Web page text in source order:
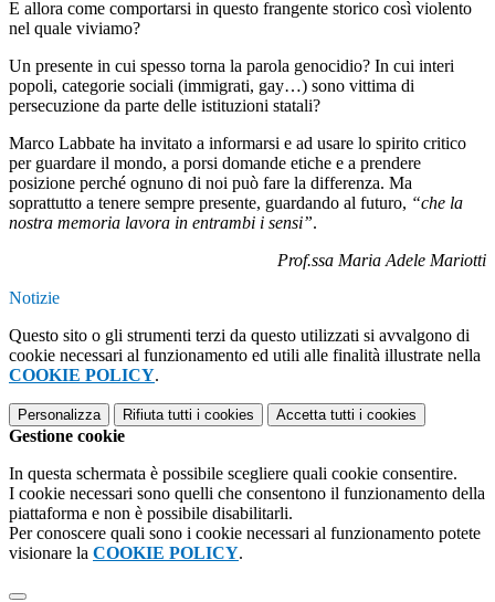
E allora come comportarsi in questo frangente storico così violento
nel quale viviamo?
Un presente in cui spesso torna la parola genocidio? In cui interi
popoli, categorie sociali (immigrati, gay…) sono vittima di
persecuzione da parte delle istituzioni statali?
Marco Labbate ha invitato a informarsi e ad usare lo spirito critico
per guardare il mondo, a porsi domande etiche e a prendere
posizione perché ognuno di noi può fare la differenza. Ma
soprattutto a tenere sempre presente, guardando al futuro, “che la
nostra memoria lavora in entrambi i sensi”.
Prof.ssa Maria Adele Mariotti
Notizie
Questo sito o gli strumenti terzi da questo utilizzati si avvalgono di
cookie necessari al funzionamento ed utili alle finalità illustrate nella
COOKIE POLICY.
Personalizza Rifiuta tutti i cookies Accetta tutti i cookies
Gestione cookie
In questa schermata è possibile scegliere quali cookie consentire.
I cookie necessari sono quelli che consentono il funzionamento della
piattaforma e non è possibile disabilitarli.
Per conoscere quali sono i cookie necessari al funzionamento potete
visionare la COOKIE POLICY.